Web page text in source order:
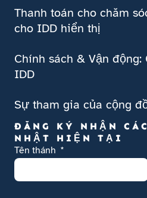
Thanh toán cho chăm
cho IDD hiển thị
Chính sách & Vận
IDD
Sự tham gia của cộng
ĐĂNG KÝ NHẬN
NHẬT HIỆN TẠI
Tên thánh